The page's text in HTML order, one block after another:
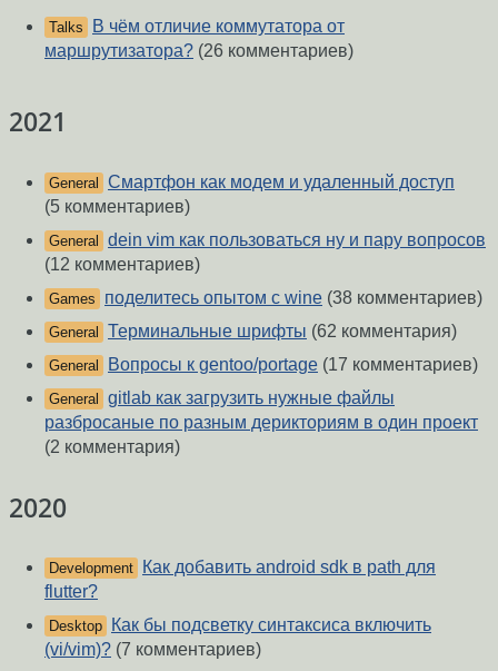
Talks
В чём отличие коммутатора от
маршрутизатора? (26 комментариев)
2021
General Смартфон как модем и удаленный доступ
(5 комментариев)
General dein vim как пользоваться ну и пару вопросов
(12 комментариев)
Games поделитесь опытом с wine (38 комментариев)
General Терминальные шрифты (62 комментария)
General Вопросы к gentoo/portage (17 комментариев)
General gitlab как загрузить нужные файлы
разбросаные по разным дерикториям в один проект
(2 комментария)
2020
Development
Как добавить android sdk в path для
flutter?
Desktop
Как бы подсветку синтаксиса включить
(vi/vim)? (7 комментариев)